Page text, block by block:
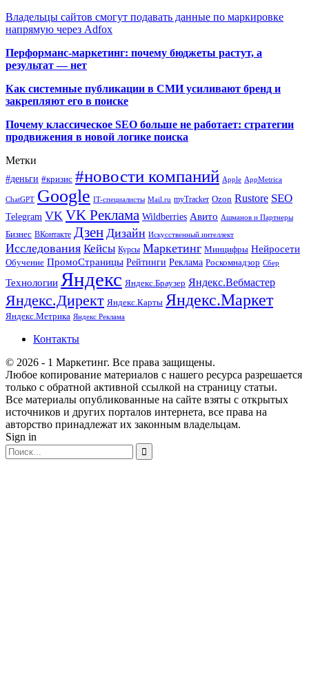
Владельцы сайтов смогут подавать данные по маркировке
напрямую через Adfox
Перформанс-маркетинг: почему бюджеты растут, а
результат — нет
Как системные публикации в СМИ усиливают бренд и
закрепляют его в поиске
Почему классическое SEO больше не работает: стратегии
продвижения в новой логике поиска
Метки
#деньги #кризис #новости компаний Apple AppMetrica
ChatGPT Google IT-специалисты Mail.ru myTracker Ozon Rustore SEO
Telegram VK VK Реклама Wildberries Авито Ашманов и Партнеры
Бизнес ВКонтакте Дзен Дизайн Искусственный интеллект
Исследования Кейсы Курсы Маркетинг Минцифры Нейросети
Обучение ПромоСтраницы Рейтинги Реклама Роскомнадзор Сбер
Технологии Яндекс Яндекс.Браузер Яндекс.Вебмастер
Яндекс.Директ Яндекс.Карты Яндекс.Маркет
Яндекс.Метрика Яндекс Реклама
Контакты
© 2026 - 1 Маркетинг. Все права защищены.
Любое копирование материалов с нашего ресурса разрешается
только с обратной активной ссылкой на страницу статьи.
Все материалы опубликованные на сайте взяты с открытых
источников и других порталов интернета, все права на
авторство принадлежат их законным владельцам.
Sign in